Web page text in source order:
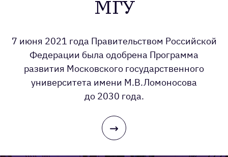
МГУ
7 июня 2021 года Правительством Российской
Федерации была одобрена Программа
развития Московского государственного
университета имени М.В.Ломоносова
до 2030 года.